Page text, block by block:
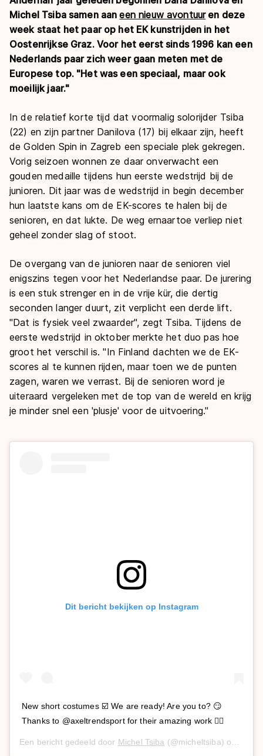
Michel Tsiba samen aaneen nieuw avontuuren deze
week staat het paar op het EK kunstrijden in het
Oostenrijkse Graz. Voor het eerst sinds 1996 kan een
Nederlands paar zich weer gaan meten met de
Europese top. "Het was een speciaal, maar ook
moeilijk jaar."
In de relatief korte tijd dat voormalig solorijder Tsiba
(22) en zijn partner Danilova (17) bij elkaar zijn, heeft
de Golden Spin in Zagreb een speciale plek gekregen.
Vorig seizoen wonnen ze daar onverwacht een
gouden medaille tijdens hun eerste wedstrijd bij de
junioren. Dit jaar was de wedstrijd in begin december
hun laatste kans om de EK-scores te halen bij de
senioren, en dat lukte. De weg ernaartoe verliep niet
geheel zonder slag of stoot.
De overgang van de junioren naar de senioren viel
enigszins tegen voor het Nederlandse paar. De jurering
is een stuk strenger en in de vrije kür, die dertig
seconden langer duurt, zit verplicht een derde lift.
"Dat is fysiek veel zwaarder", zegt Tsiba. Tijdens de
eerste wedstrijd in oktober merkte het duo pas hoe
groot het verschil is. "In Finland dachten we de EK-
scores al te kunnen rijden, maar toen we de punten
zagen, waren we verrast. Bij de senioren word je
uiteraard vergeleken met de top van de wereld en krijg
je minder snel een 'plusje' voor de uitvoering."
Dit bericht bekijken op Instagram
New short costumes ☑️ We are ready! Are you to? 😏
Thanks to @axeltrendsport for their amazing work ✌🏼
Een bericht gedeeld door Michel Tsiba (@micheltsiba) op